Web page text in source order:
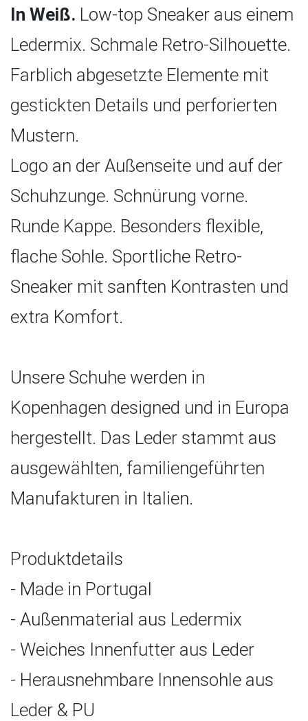
In Weiß. Low-top Sneaker aus einem
Ledermix. Schmale Retro-Silhouette.
Farblich abgesetzte Elemente mit
gestickten Details und perforierten
Mustern.
Logo an der Außenseite und auf der
Schuhzunge. Schnürung vorne.
Runde Kappe. Besonders flexible,
flache Sohle. Sportliche Retro-
Sneaker mit sanften Kontrasten und
extra Komfort.
Unsere Schuhe werden in
Kopenhagen designed und in Europa
hergestellt. Das Leder stammt aus
ausgewählten, familiengeführten
Manufakturen in Italien.
Produktdetails
- Made in Portugal
- Außenmaterial aus Ledermix
- Weiches Innenfutter aus Leder
- Herausnehmbare Innensohle aus
Leder & PU